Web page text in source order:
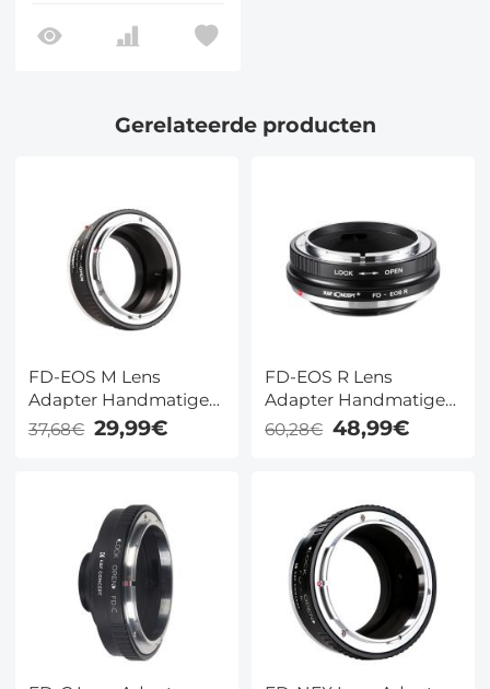
Gerelateerde producten
FD-EOS M Lens
Adapter Handmatige
Focus Compatibele
37,68€ 29,99€
FD-EOS R Lens
Adapter Handmatige
Focus Compatibele
60,28€ 48,99€